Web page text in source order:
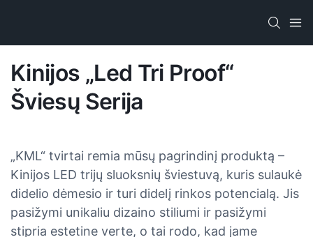
Kinijos „Led Tri Proof“
Šviesų Serija
„KML“ tvirtai remia mūsų pagrindinį produktą –
Kinijos LED trijų sluoksnių šviestuvą, kuris sulaukė
didelio dėmesio ir turi didelį rinkos potencialą. Jis
pasižymi unikaliu dizaino stiliumi ir pasižymi
stipria estetine verte, o tai rodo, kad jame